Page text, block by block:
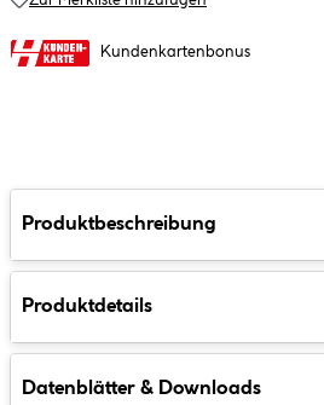
Kundenkartenbonus
Produktbeschreibung
Produktdetails
Datenblätter & Downloads